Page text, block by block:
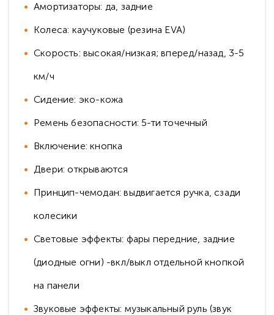
Амортизаторы: да, задние
Колеса: каучуковые (резина EVA)
Скорость: высокая/низкая; вперед/назад, 3-5
км/ч
Сидение: эко-кожа
Ремень безопасности: 5-ти точечный
Включение: кнопка
Двери: открываются
Принцип-чемодан: выдвигается ручка, сзади
колесики
Световые эффекты: фары передние, задние
(диодные огни) -вкл/выкл отдельной кнопкой
на панели
Звуковые эффекты: музыкальный руль (звук